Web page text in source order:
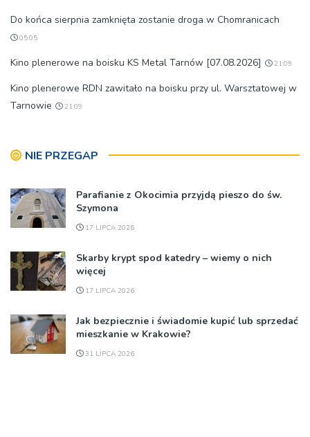
Do końca sierpnia zamknięta zostanie droga w Chomranicach
05:05
Kino plenerowe na boisku KS Metal Tarnów [07.08.2026] 21:09
Kino plenerowe RDN zawitało na boisku przy ul. Warsztatowej w
Tarnowie
21:09
NIE PRZEGAP
Parafianie z Okocimia przyjdą pieszo do św.
Szymona
17 LIPCA 2026
Skarby krypt spod katedry – wiemy o nich
więcej
17 LIPCA 2026
Jak bezpiecznie i świadomie kupić lub sprzedać
mieszkanie w Krakowie?
31 LIPCA 2026